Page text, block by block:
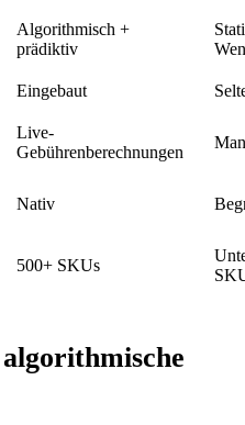
Algorithmisch +
prädiktiv
Eingebaut
Live-
Gebührenberechnungen
Nativ
500+ SKUs